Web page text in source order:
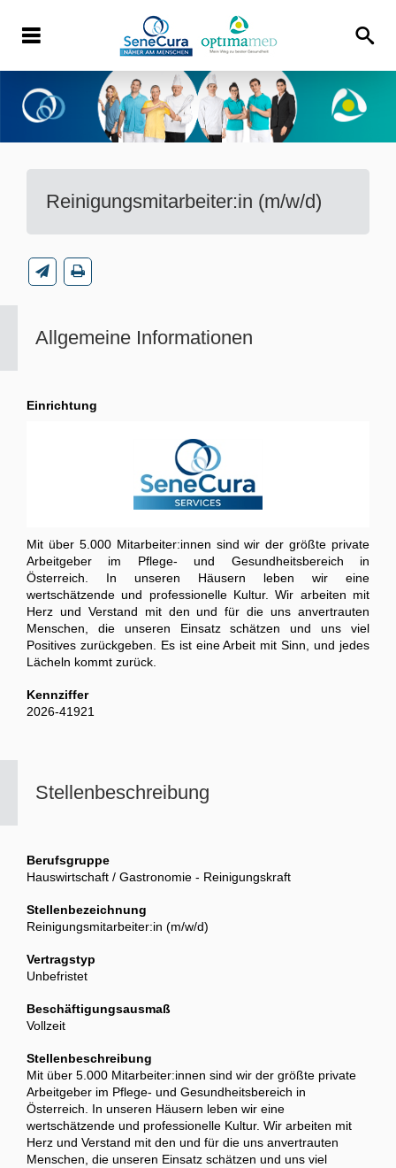
Reinigungsmitarbeiter:in (m/w/d)
Stellenbeschreibung
Berufsgruppe
Hauswirtschaft / Gastronomie - Reinigungskraft
Stellenbezeichnung
Reinigungsmitarbeiter:in (m/w/d)
Vertragstyp
Unbefristet
Beschäftigungsausmaß
Vollzeit
Stellenbeschreibung
Mit über 5.000 Mitarbeiter:innen sind wir der größte private
Arbeitgeber im Pflege- und Gesundheitsbereich in
Österreich. In unseren Häusern leben wir eine
wertschätzende und professionelle Kultur. Wir arbeiten mit
Herz und Verstand mit den und für die uns anvertrauten
Menschen, die unseren Einsatz schätzen und uns viel
Allgemeine Informationen
Einrichtung
Mit über 5.000 Mitarbeiter:innen sind wir der größte private
Arbeitgeber im Pflege- und Gesundheitsbereich in
Österreich. In unseren Häusern leben wir eine
wertschätzende und professionelle Kultur. Wir arbeiten mit
Herz und Verstand mit den und für die uns anvertrauten
Menschen, die unseren Einsatz schätzen und uns viel
Positives zurückgeben. Es ist eine Arbeit mit Sinn, und jedes
Lächeln kommt zurück.
Kennziffer
2026-41921